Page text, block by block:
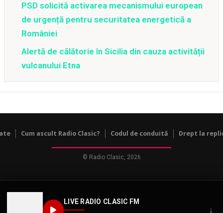
LIVE RADIO CLASIC FM
↓
PSD solicită activarea mecanismului european
de urgență pentru securitatea energetică a
României
Alertă de călătorie în Sicilia din cauza activității
vulcanului Etna
Cum ascult Radio Clasic? Codul de conduită Drept la
© Radio Clasic, 2026